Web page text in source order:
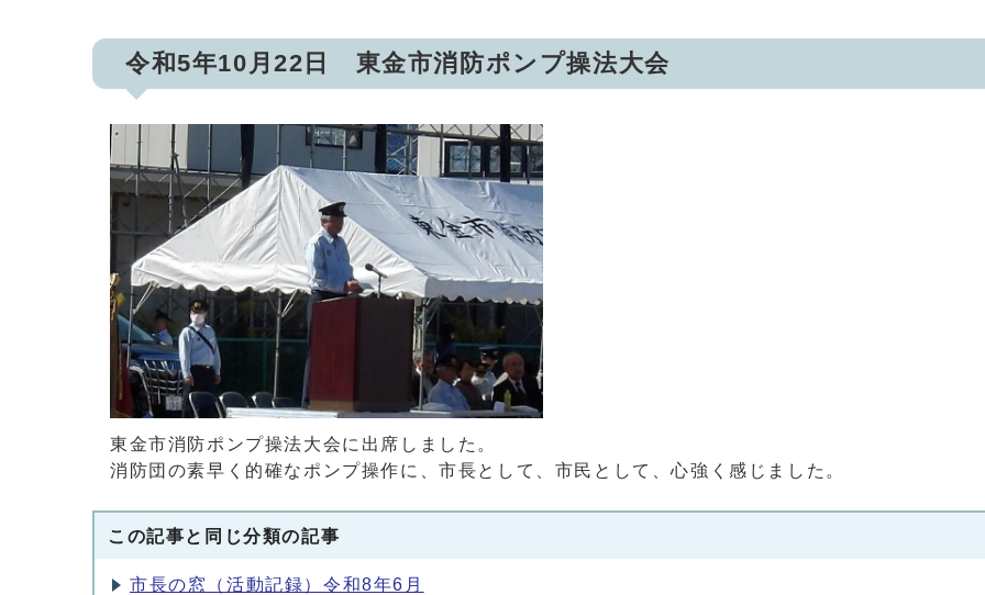
令和5年10月22日 東金市消防ポンプ操法大会
東金市消防ポンプ操法大会に出席しました。
消防団の素早く的確なポンプ操作に、市長として、市民として、心強く感じました。
この記事と同じ分類の記事
市長の窓（活動記録）令和8年6月